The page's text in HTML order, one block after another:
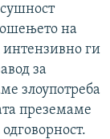
на
интензивно ги
за
злоупотреба
преземаме